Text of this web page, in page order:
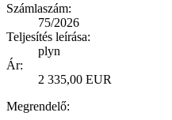
Számlaszám:
75/2026
Teljesítés leírása:
plyn
Ár:
2 335,00 EUR
Megrendelő: